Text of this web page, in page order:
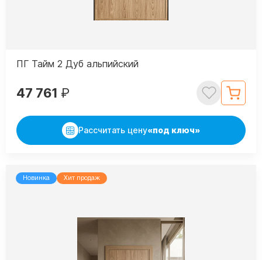
ПГ Тайм 2 Дуб альпийский
47 761 ₽
Рассчитать цену«под ключ»
Новинка Хит продаж